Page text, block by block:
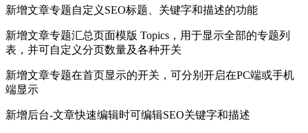
新增文章专题自定义SEO标题、关键字和描述的功能
新增文章专题汇总页面模版 Topics，用于显示全部的专题列
表，并可自定义分页数量及各种开关
新增文章专题在首页显示的开关，可分别开启在PC端或手机
端显示
新增后台-文章快速编辑时可编辑SEO关键字和描述